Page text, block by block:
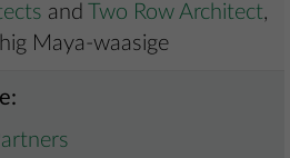
and Two Row Architect,
Maya-waasige